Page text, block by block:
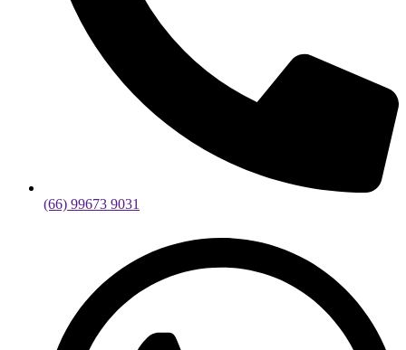
(66) 99673 9031